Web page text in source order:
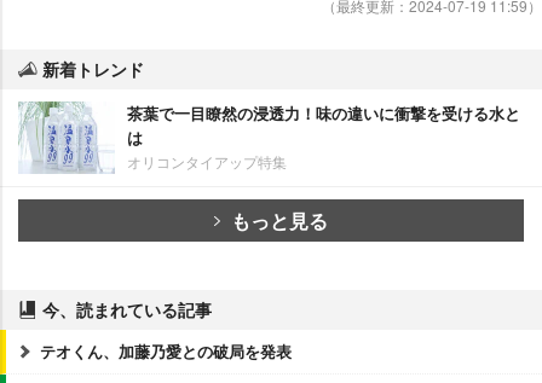
（最終更新：2024-07-19 11:59）
新着トレンド
茶葉で一目瞭然の浸透力！味の違いに衝撃を受ける水と
は
オリコンタイアップ特集
もっと見る
今、読まれている記事
テオくん、加藤乃愛との破局を発表